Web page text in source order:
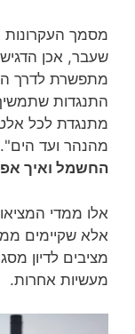
מסמך
שעבר, אכן
מתפשרת לדרך
התנגדות
מתנגדת לכל
מהנהר ועד הים".
החשמל ואיך
אלו ממדי
אלא שקיימים
מציבים לדיון
מעשיות אחרות.